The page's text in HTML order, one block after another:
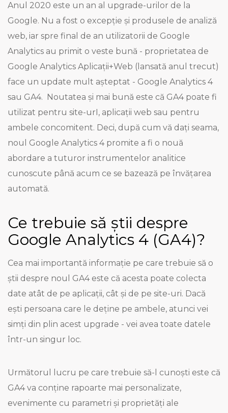
Anul 2020 este un an al upgrade-urilor de la
Google. Nu a fost o excepție și produsele de analiză
web, iar spre final de an utilizatorii de Google
Analytics au primit o veste bună - proprietatea de
Google Analytics Aplicații+Web (lansată anul trecut)
face un update mult așteptat - Google Analytics 4
sau GA4. Noutatea și mai bună este că GA4 poate fi
utilizat pentru site-urI, aplicații web sau pentru
ambele concomitent. Deci, după cum vă dați seama,
noul Google Analytics 4 promite a fi o nouă
abordare a tuturor instrumentelor analitice
cunoscute până acum ce se bazează pe învățarea
automată.
Ce trebuie să știi despre
Google Analytics 4 (GA4)?
Cea mai importantă informație pe care trebuie să o
știi despre noul GA4 este că acesta poate colecta
date atât de pe aplicații, cât și de pe site-uri. Dacă
ești persoana care le deține pe ambele, atunci vei
simți din plin acest upgrade - vei avea toate datele
într-un singur loc.
Următorul lucru pe care trebuie să-l cunoști este că
GA4 va conține rapoarte mai personalizate,
evenimente cu parametri și proprietăți ale